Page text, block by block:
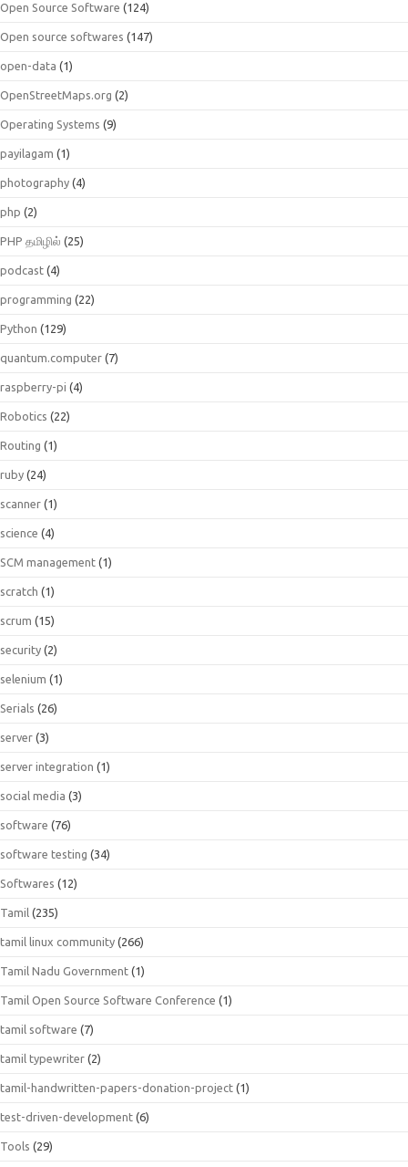
Open Source Software (124)
Open source softwares (147)
open-data (1)
OpenStreetMaps.org (2)
Operating Systems (9)
payilagam (1)
photography (4)
php (2)
PHP தமிழில் (25)
podcast (4)
programming (22)
Python (129)
quantum.computer (7)
raspberry-pi (4)
Robotics (22)
Routing (1)
ruby (24)
scanner (1)
science (4)
SCM management (1)
scratch (1)
scrum (15)
security (2)
selenium (1)
Serials (26)
server (3)
server integration (1)
social media (3)
software (76)
software testing (34)
Softwares (12)
Tamil (235)
tamil linux community (266)
Tamil Nadu Government (1)
Tamil Open Source Software Conference (1)
tamil software (7)
tamil typewriter (2)
tamil-handwritten-papers-donation-project (1)
test-driven-development (6)
Tools (29)